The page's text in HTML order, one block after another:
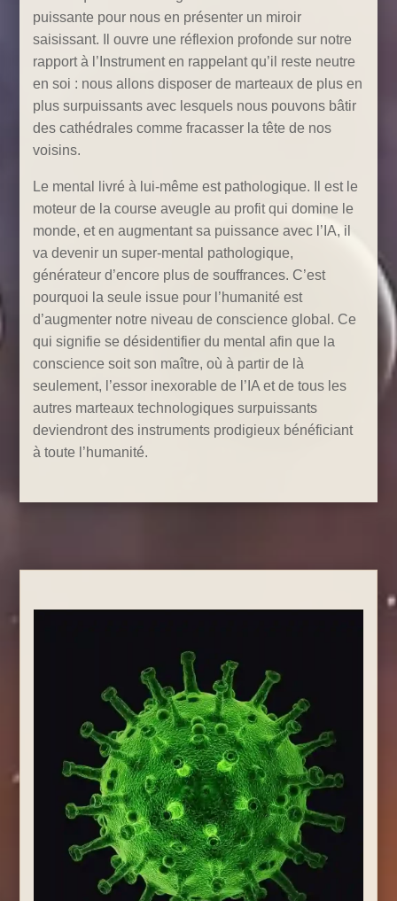
puissante pour nous en présenter un miroir
saisissant. Il ouvre une réflexion profonde sur notre
rapport à l’Instrument en rappelant qu’il reste neutre
en soi : nous allons disposer de marteaux de plus en
plus surpuissants avec lesquels nous pouvons bâtir
des cathédrales comme fracasser la tête de nos
voisins.
Le mental livré à lui-même est pathologique. Il est le
moteur de la course aveugle au profit qui domine le
monde, et en augmentant sa puissance avec l’IA, il
va devenir un super-mental pathologique,
générateur d’encore plus de souffrances. C’est
pourquoi la seule issue pour l’humanité est
d’augmenter notre niveau de conscience global. Ce
qui signifie se désidentifier du mental afin que la
conscience soit son maître, où à partir de là
seulement, l’essor inexorable de l’IA et de tous les
autres marteaux technologiques surpuissants
deviendront des instruments prodigieux bénéficiant
à toute l’humanité.